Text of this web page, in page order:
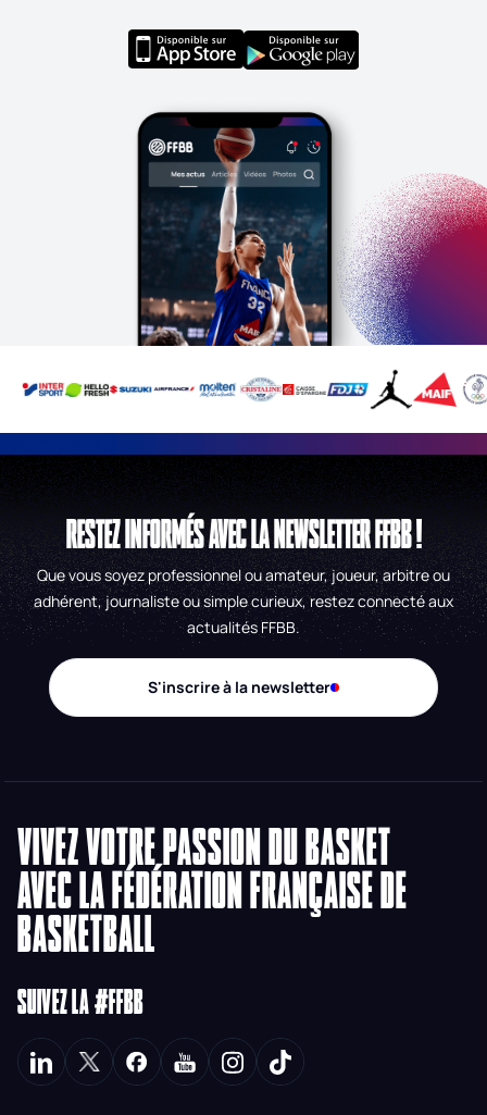
RESTEZ INFORMÉS AVEC LA NEWSLETTER FFBB !
Que vous soyez professionnel ou amateur, joueur, arbitre ou
adhérent, journaliste ou simple curieux, restez connecté aux
actualités FFBB.
S'inscrire à la newsletter
VIVEZ VOTRE PASSION DU BASKET
AVEC LA FÉDÉRATION FRANÇAISE DE
BASKETBALL
SUIVEZ LA #FFBB